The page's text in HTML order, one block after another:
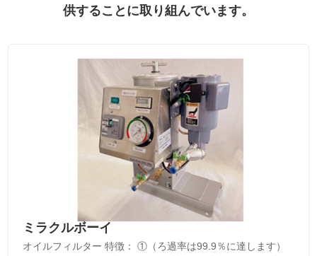
供することに取り組んでいます。
ミラクルボーイ
オイルフィルター 特徴： ①（ろ過率は99.9％に達します）